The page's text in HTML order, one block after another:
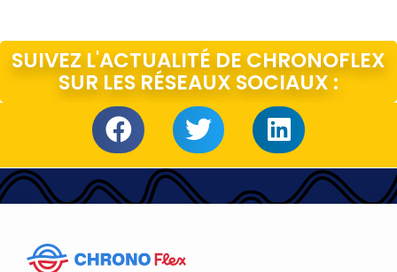
SUIVEZ L'ACTUALITÉ DE CHRONOFLEX
SUR LES RÉSEAUX SOCIAUX :